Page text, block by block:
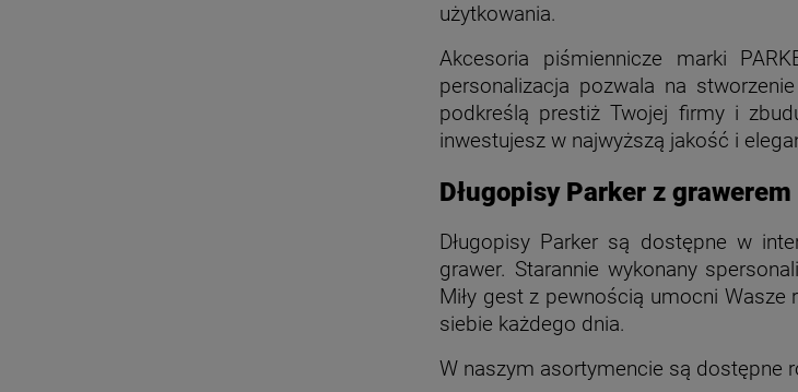
użytkowania.
Akcesoria piśmiennicze marki
personalizacja pozwala na
podkreślą prestiż Twojej firmy i
inwestujesz w najwyższą jakość i
Długopisy Parker z
Długopisy Parker są dostępne w
grawer. Starannie wykonany
Miły gest z pewnością umocni
siebie każdego dnia.
W naszym asortymencie są dostępne